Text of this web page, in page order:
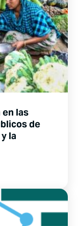
las
de
la